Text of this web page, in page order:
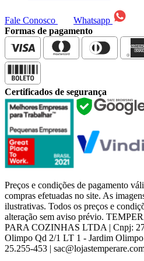
Fale Conosco
Whatsapp
Formas de pagamento
Certificados de segurança
Preços e condições de pagamento
compras efetuadas no site. As
ilustrativas. Todos os preços e
alteração sem aviso prévio.
PARA COZINHAS LTDA | Cnpj:
Olimpo Qd 2/1 LT 1 - Jardim
25.255-453 |